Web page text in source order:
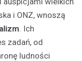
i ONZ, wnoszą
. Ich
zadań, od
ludności